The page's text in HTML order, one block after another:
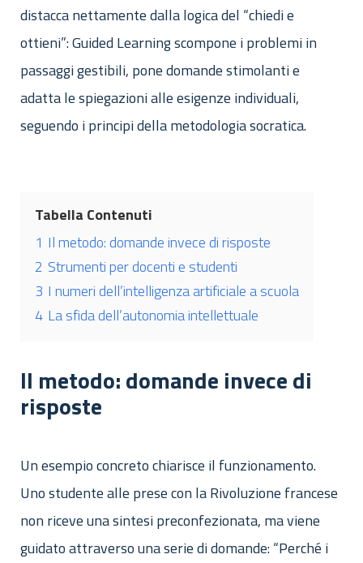
distacca nettamente dalla logica del “chiedi e
ottieni”: Guided Learning scompone i problemi in
passaggi gestibili, pone domande stimolanti e
adatta le spiegazioni alle esigenze individuali,
seguendo i principi della metodologia socratica.
Tabella Contenuti
1 Il metodo: domande invece di risposte
2 Strumenti per docenti e studenti
3 I numeri dell’intelligenza artificiale a scuola
4 La sfida dell’autonomia intellettuale
Il metodo: domande invece di
risposte
Un esempio concreto chiarisce il funzionamento.
Uno studente alle prese con la Rivoluzione francese
non riceve una sintesi preconfezionata, ma viene
guidato attraverso una serie di domande: “Perché i